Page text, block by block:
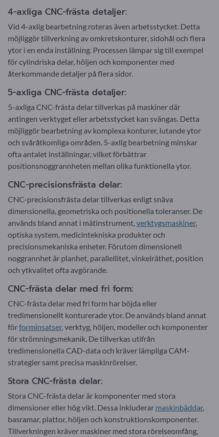
4-axliga CNC-frästa detaljer:
Vid 4-axlig bearbetning roteras även arbetsstycket. Detta
möjliggör tillverkning av omkretskonturer, sidohål och flera
ytor i en enda inställning. Processen lämpar sig till exempel
för cylindriska delar, höljen och komponenter med
återkommande detaljer på flera sidor.
5-axliga CNC-frästa detaljer:
5-axliga CNC-frästa delar tillverkas på maskiner där
antingen verktyget eller arbetsstycket kan svängas. Detta
möjliggör bearbetning av komplexa konturer, lutande ytor
och svåråtkomliga områden. 5-axlig bearbetning minskar
ofta antalet inställningar, vilket förbättrar
positionsnoggrannheten mellan olika funktionella ytor.
CNC-precisionsfrästa delar:
CNC-precisionsfrästa delar tillverkas enligt snäva
dimensionella, geometriska och positionella toleranser. De
används bland annat i mätinstrument, verktygsmaskiner,
optiska system, medicintekniska produkter och
precisionsmekaniska enheter. Förutom dimensionell
noggrannhet är planhet, parallellitet, vinkelräthet, position
och ytkvalitet ofta avgörande.
CNC-frästa delar med fri form:
CNC-frästa delar med fri form har böjda eller
tredimensionellt konturerade ytor. De används bland annat
förforminsatser, verktyg, höljen, modeller och komponenter
för strömningsmekanik. De tillverkas utifrån
tredimensionella CAD-data och kräver lämpliga CAM-
strategier samt precisa maskinrörelser.
Stora CNC-frästa delar:
Stora CNC-frästa delar är komponenter med stora
dimensioner eller hög vikt. Dessa inkluderar maskinbäddar,
basramar, plattor, höljen och konstruktionskomponenter.
Tillverkningen kräver maskiner med stora rörelseomfång,